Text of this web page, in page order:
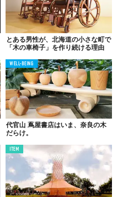
とある男性が、北海道の小さな町で
「木の車椅子」を作り続ける理由
WELL-BEING
代官山 蔦屋書店はいま、奈良の木
だらけ。
ITEM